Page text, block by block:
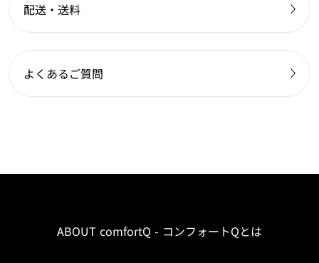
配送・送料
よくあるご質問
ABOUT comfortQ - コンフォートQとは